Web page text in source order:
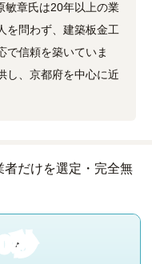
敏章氏は20年以上の業
を問わず、建築板金工
で信頼を築いていま
し、京都府を中心に近
秒